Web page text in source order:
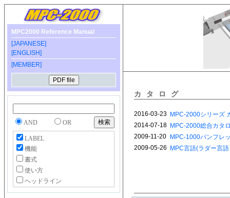
MPC2000 Reference Manual
[JAPANESE]
[ENGLISH]
[MEMBER]
AND OR
LABEL
機能
書式
使い方
ヘッドライン
カタログ